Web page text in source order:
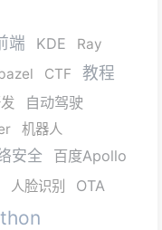
端 KDE
Ray
CTF
教程
自动驾驶
机器人
安全 百度Apollo
人脸识别 OTA